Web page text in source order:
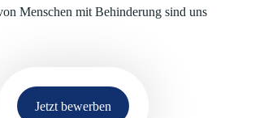
Menschen mit Behinderung sind uns
Jetzt bewerben